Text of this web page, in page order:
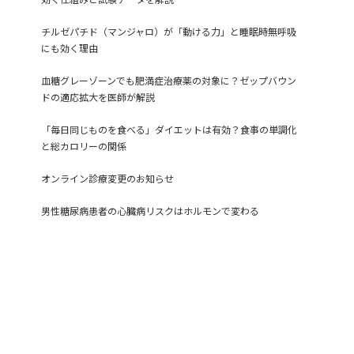
チルゼパチド（マンジャロ）が「動ける力」と睡眠時無呼吸
にも効く理由
血糖グレーゾーンでも肥満症治療薬の対象に？ゼップバウン
ドの適応拡大を医師が解説
「毎日同じものを食べる」ダイエットは有効？食事の単調化
と総カロリーの関係
オンライン診療変更のお知らせ
男性糖尿病患者の心臓病リスクはホルモンで変わる